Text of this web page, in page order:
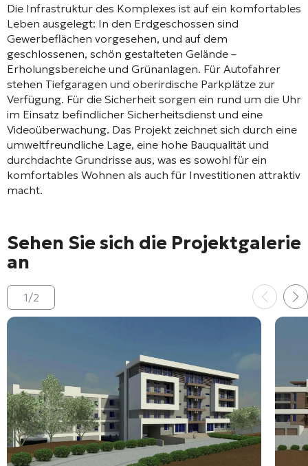
Die Infrastruktur des Komplexes ist auf ein komfortables
Leben ausgelegt: In den Erdgeschossen sind
Gewerbeflächen vorgesehen, und auf dem
geschlossenen, schön gestalteten Gelände –
Erholungsbereiche und Grünanlagen. Für Autofahrer
stehen Tiefgaragen und oberirdische Parkplätze zur
Verfügung. Für die Sicherheit sorgen ein rund um die Uhr
im Einsatz befindlicher Sicherheitsdienst und eine
Videoüberwachung. Das Projekt zeichnet sich durch eine
umweltfreundliche Lage, eine hohe Bauqualität und
durchdachte Grundrisse aus, was es sowohl für ein
komfortables Wohnen als auch für Investitionen attraktiv
macht.
Sehen Sie sich die Projektgalerie
an
1/2